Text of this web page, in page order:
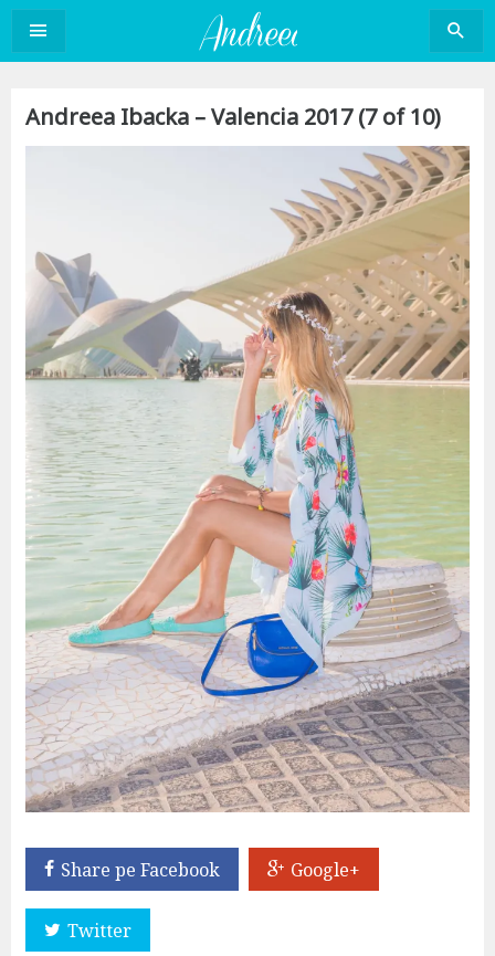
Sari
conținut
Andreea Ibacka – Valencia 2017 (7 of 10)
Share pe Facebook Google+
Twitter